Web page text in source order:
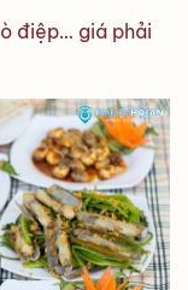
điệp… giá phải